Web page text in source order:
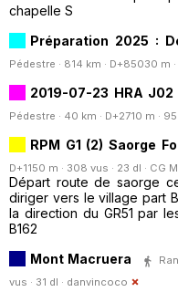
chapelle S
Préparation 2025 :
Pédestre · 814 km · D+85030 m ·
2019-07-23 HRA
Pédestre · 40 km · D+2710 m · 95
RPM G1 (2) Saorge
D+1150 m · 308 vus · 23 dl · CG
Départ route de saorge
diriger vers le village part
la direction du GR51 par
B162
Mont Macruera
vus · 31 dl · danvincoco